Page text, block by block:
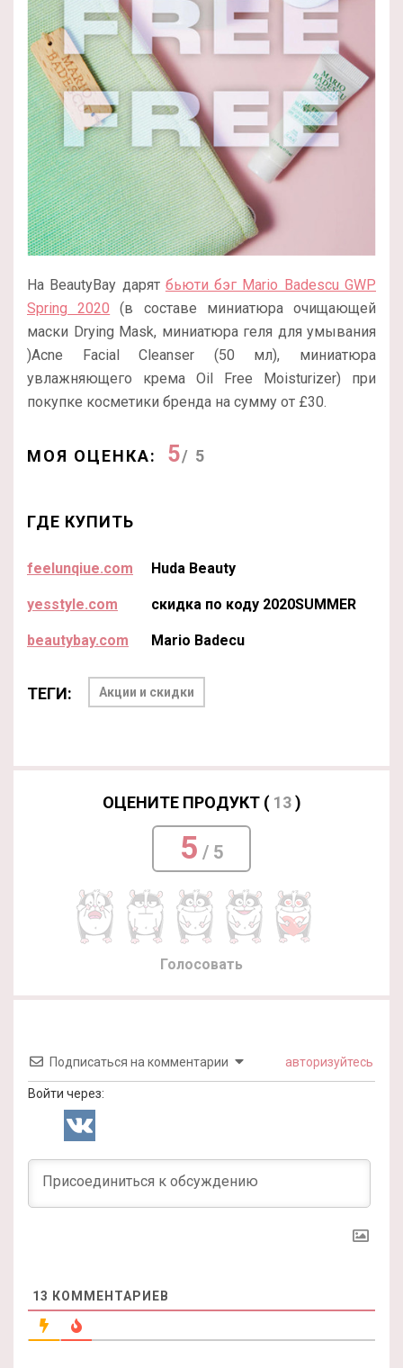
На BeautyBay дарят бьюти бэг Mario Badescu GWP
Spring 2020 (в составе миниатюра очищающей
маски Drying Mask, миниатюра геля для умывания
)Acne Facial Cleanser (50 мл), миниатюра
увлажняющего крема Oil Free Moisturizer) при
покупке косметики бренда на сумму от £30.
МОЯ ОЦЕНКА: 5/ 5
ГДЕ КУПИТЬ
feelunqiue.com Huda Beauty
yesstyle.com скидка по коду 2020SUMMER
beautybay.com Mario Badecu
ТЕГИ: Акции и скидки
ОЦЕНИТЕ ПРОДУКТ ( 13)
5 / 5
Голосовать
Подписаться на комментарии авторизуйтесь
Войти через:
13 КОММЕНТАРИЕВ